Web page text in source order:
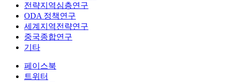
전략지역심층연구
ODA 정책연구
세계지역전략연구
중국종합연구
기타
페이스북
트위터